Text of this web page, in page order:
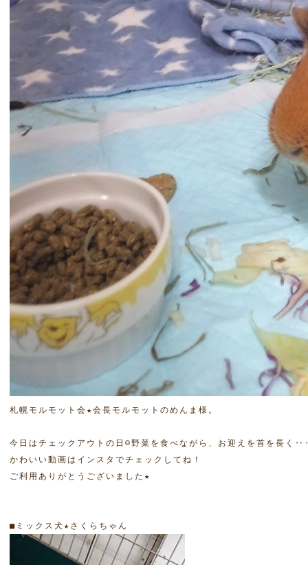
札幌モルモット会★会長モルモットのめんま様。
今日はチェックアウトの日☺野菜を食べながら、お迎えを首を長く
かわいい動画はインスタでチェックしてね！
ご利用ありがとうございました★